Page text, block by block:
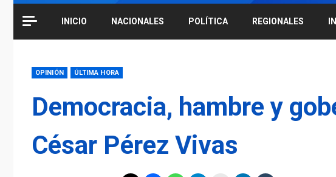
INICIO NACIONALES POLÍTICA REGIONALES
OPINIÓN ÚLTIMA HORA
Democracia, hambre y
César Pérez Vivas